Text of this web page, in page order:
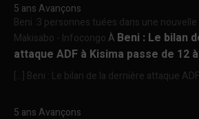
5 ans Avançons
Beni :3 personnes tuées dans une
Makisabo - InfocongoÀ Beni : Le bilan
attaque ADF à Kisima passe de 12
[…] Beni : Le bilan de la dernière attaque
5 ans Avançons